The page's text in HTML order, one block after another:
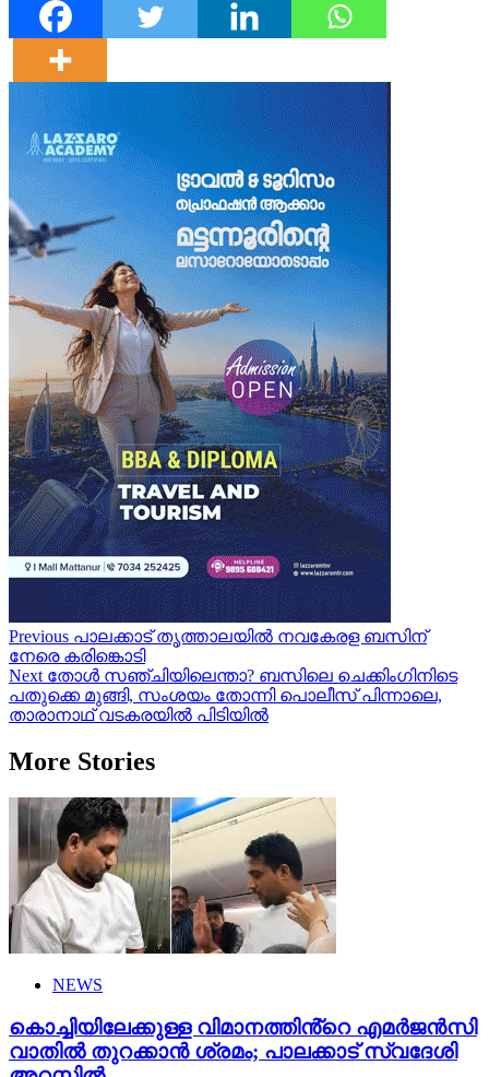
Post
navigation
Previous പാലക്കാട് തൃത്താലയിൽ നവകേരള ബസിന്
നേരെ കരിങ്കൊടി
Next തോൾ സഞ്ചിയിലെന്താ? ബസിലെ ചെക്കിംഗിനിടെ
പതുക്കെ മുങ്ങി, സംശയം തോന്നി പൊലീസ് പിന്നാലെ,
താരാനാഥ് വടകരയിൽ പിടിയിൽ
More Stories
NEWS
കൊച്ചിയിലേക്കുള്ള വിമാനത്തിൻ്റെ എമര്‍ജന്‍സി
വാതില്‍ തുറക്കാന്‍ ശ്രമം; പാലക്കാട് സ്വദേശി